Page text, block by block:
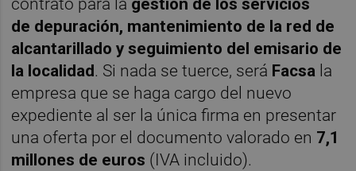
de depuración, mantenimiento de la red de
alcantarillado y seguimiento del emisario de
la localidad. Si nada se tuerce, será Facsa la
empresa que se haga cargo del nuevo
expediente al ser la única firma en presentar
una oferta por el documento valorado en 7,1
millones de euros (IVA incluido).